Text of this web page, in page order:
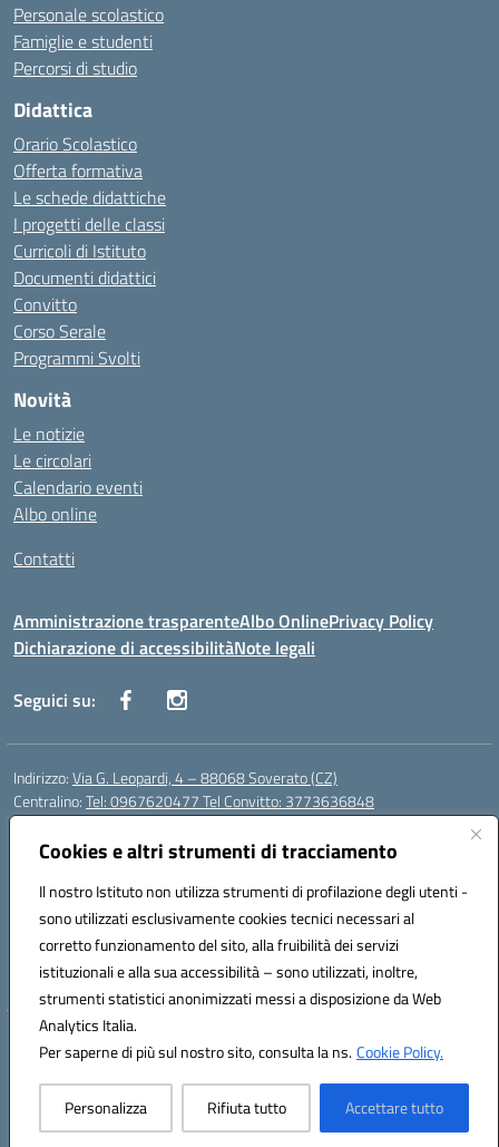
Cookies e altri strumenti di tracciamento
Il nostro Istituto non utilizza strumenti di profilazione degli utenti -
sono utilizzati esclusivamente cookies tecnici necessari al
corretto funzionamento del sito, alla fruibilità dei servizi
istituzionali e alla sua accessibilità – sono utilizzati, inoltre,
strumenti statistici anonimizzati messi a disposizione da Web
Analytics Italia.
Per saperne di più sul nostro sito, consulta la ns.Cookie Policy.
Personalizza Rifiuta tutto Accettare tutto
Personale scolastico
Famiglie e studenti
Percorsi di studio
Didattica
Orario Scolastico
Offerta formativa
Le schede didattiche
I progetti delle classi
Curricoli di Istituto
Documenti didattici
Convitto
Corso Serale
Programmi Svolti
Novità
Le notizie
Le circolari
Calendario eventi
Albo online
Contatti
Amministrazione trasparenteAlbo OnlinePrivacy Policy
Dichiarazione di accessibilitàNote legali
Seguici su:
Indirizzo:Via G. Leopardi, 4 – 88068 Soverato (CZ)
Centralino:Tel: 0967620477 Tel Convitto: 3773636848
Email:
Posta elettronica certificata (PEC):czrh04000q@pec.istruzione.it
Codice fiscale: 84000690796
Codice meccanografico:CZRH04000Q
Codice Indice delle Pubbliche Amministrazioni (IPA): istsc_czrh04000q
Codice unico di fatturazione (CUF): UF9M13
Hosting & Powered by 3D Solution S.r.l.
Concept & Design by Designers Italia